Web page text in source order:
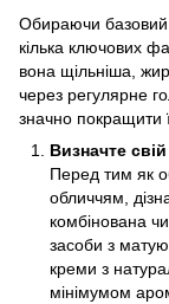
Обираючи базовий
кілька ключових
вона щільніша,
через регулярне
значно покращити
Визначте
Перед тим як
обличчям,
комбінована
засоби з
креми з
мінімумом